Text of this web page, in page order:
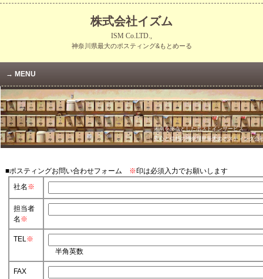
株式会社イズム
ISM Co.LTD.,
神奈川県最大のポスティング&もとめーる
MENU
湘南を拠点としたポストインサービス
安心と信頼の神奈川県最大のポスティング会
■ポスティングお問い合わせフォーム ※印は必須入力でお願いします
社名 ※
担当者
名 ※
TEL※
半角英数
FAX